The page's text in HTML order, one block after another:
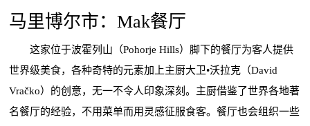
马里博尔市：Mak餐厅
这家位于波霍列山（Pohorje Hills）脚下的餐厅为客人提供
世界级美食，各种奇特的元素加上主厨大卫•沃拉克（David
Vračko）的创意，无一不令人印象深刻。主厨借鉴了世界各地著
名餐厅的经验，不用菜单而用灵感征服食客。餐厅也会组织一些